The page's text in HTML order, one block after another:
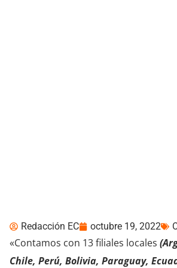
Redacción EC octubre 19, 2022
«Contamos con 13 filiales locales
Chile, Perú, Bolivia, Paraguay,